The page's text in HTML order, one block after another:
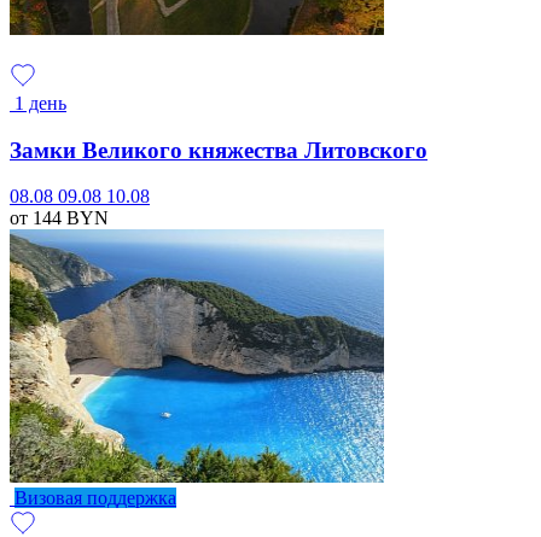
1 день
Замки Великого княжества Литовского
08.08 09.08 10.08
от 144 BYN
Визовая поддержка